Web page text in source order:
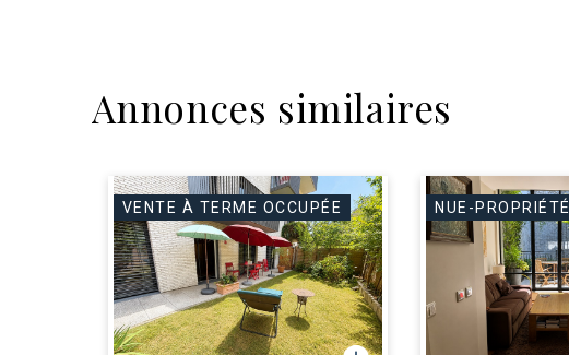
Annonces similaires
VENTE À TERME OCCUPÉE NUE-PROPRIÉTÉ